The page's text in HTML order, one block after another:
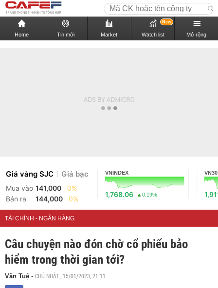
Home Tin mới Market Watch list
New
Mở rộng
Giá vàng SJC Giá bạc
Mua vào 141,000
0%
Bán ra
144,000 0%
VNINDEX
1,768.06 0.19%
VN30
TÀI CHÍNH - NGÂN HÀNG
Câu chuyện nào đón chờ cổ phiếu bảo
hiểm trong thời gian tới?
Văn Tuệ - CHỦ NHẬT , 15/01/2023, 21:11